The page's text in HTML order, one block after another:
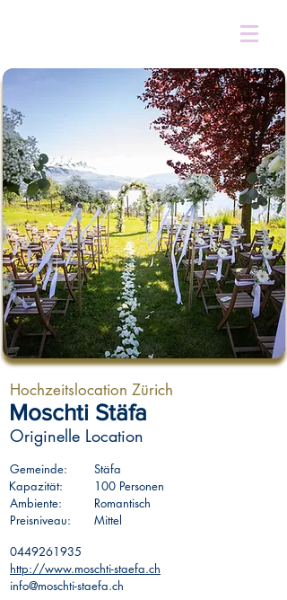
Hochzeitslocation Zürich
Moschti Stäfa
Originelle Location
Gemeinde:
Kapazität:
Ambiente:
Preisniveau:
Stäfa
100 Personen
Romantisch
Mittel
0449261935
http://www.moschti-staefa.ch
info@moschti-staefa.ch